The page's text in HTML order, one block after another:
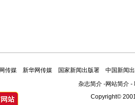
传媒 新华网传媒 国家新闻出版署
中国新闻
杂志简介-网站简介-
Copyright©